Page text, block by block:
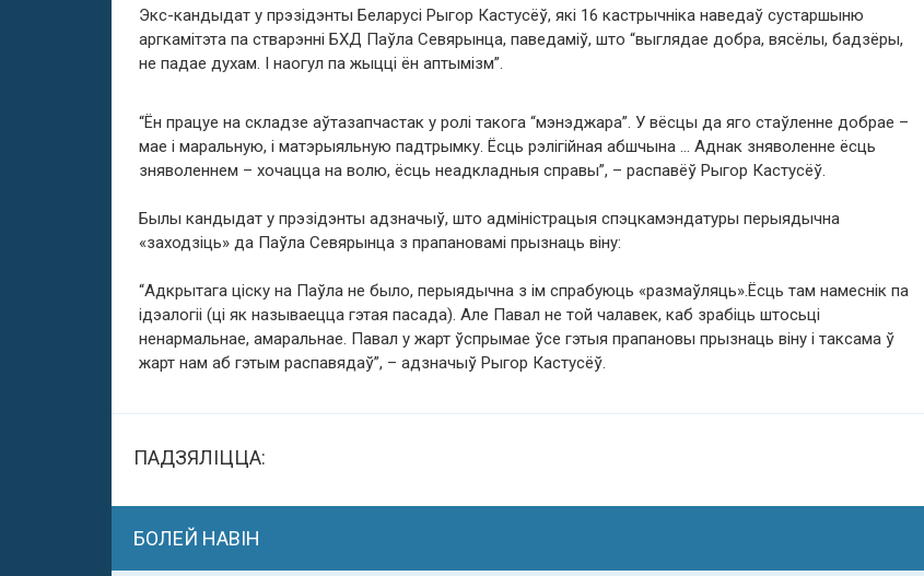
Экс-кандыдат у прэзідэнты Беларусі Рыгор Кастусёў, які 16 кастрычніка наведаў сустаршыню
аргкамітэта па стварэнні БХД Паўла Севярынца, паведаміў, што “выглядае добра, вясёлы, бадзёры,
не падае духам. І наогул па жыцці ён аптымізм”.
“Ён працуе на складзе аўтазапчастак у ролі такога “мэнэджара”. У вёсцы да яго стаўленне добрае –
мае і маральную, і матэрыяльную падтрымку. Ёсць рэлігійная абшчына … Аднак зняволенне ёсць
зняволеннем – хочацца на волю, ёсць неадкладныя справы”, – распавёў Рыгор Кастусёў.
Былы кандыдат у прэзідэнты адзначыў, што адміністрацыя спэцкамэндатуры перыядычна
«заходзіць» да Паўла Севярынца з прапановамі прызнаць віну:
“Адкрытага ціску на Паўла не было, перыядычна з ім спрабуюць «размаўляць».Ёсць там намеснік па
ідэалогіі (ці як называецца гэтая пасада). Але Павал не той чалавек, каб зрабіць штосьці
ненармальнае, амаральнае. Павал у жарт ўспрымае ўсе гэтыя прапановы прызнаць віну і таксама ў
жарт нам аб гэтым распавядаў”, – адзначыў Рыгор Кастусёў.
ПАДЗЯЛІЦЦА:
БОЛЕЙ НАВІН